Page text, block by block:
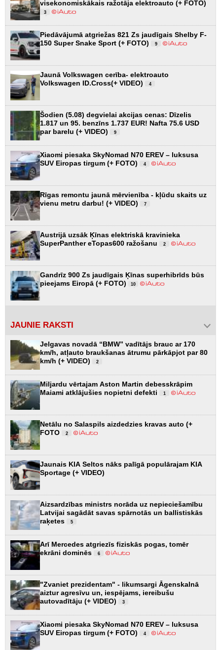
visekonomiskākais ražotāja elektroauto (+ FOTO)
3
Piedāvājumā atgriežas 821 Zs jaudīgais Shelby F-
150 Super Snake Sport (+ FOTO)
9
Jaunā Volkswagen cerība- elektroauto
Volkswagen ID.Cross(+ VIDEO)
4
Šodien (5.08) degvielai akcijas cenas: Dīzelis
1.817 un 95. benzīns 1.737 EUR! Nafta 75.6 USD
par barelu (+ VIDEO)
9
Xiaomi piesaka SkyNomad N70 EREV – luksusa
SUV Eiropas tirgum (+ FOTO)
4
Rīgas remontu jaunā mērvienība - kļūdu skaits uz
vienu metru darbu! (+ VIDEO)
7
Austrijā uzsāk Ķīnas elektriskā kravinieka
SuperPanther eTopas600 ražošanu
2
Gandrīz 900 Zs jaudīgais Ķīnas superhibrīds būs
pieejams Eiropā (+ FOTO)
10
JAUNIE RAKSTI
Jelgavas novadā “BMW” vadītājs brauc ar 170
km/h, atļauto braukšanas ātrumu pārkāpjot par 80
km/h (+ VIDEO)
2
Miljardu vērtajam Aston Martin debesskrāpim
Maiami atklājušies nopietni defekti
1
Netālu no Salaspils aizdedzies kravas auto (+
FOTO
2
Jaunais KIA Seltos nāks palīgā populārajam KIA
Sportage (+ VIDEO)
Aizsardzības ministrs norāda uz nepieciešamību
Latvijai sagādāt savas spārnotās un ballistiskās
raķetes
5
Arī Mercedes atgriezīs fiziskās pogas, tomēr
ekrāni dominēs
6
"Zvaniet prezidentam" - likumsargi Āgenskalnā
aiztur agresīvu un, iespējams, iereibušu
autovadītāju (+ VIDEO)
3
Xiaomi piesaka SkyNomad N70 EREV – luksusa
SUV Eiropas tirgum (+ FOTO)
4